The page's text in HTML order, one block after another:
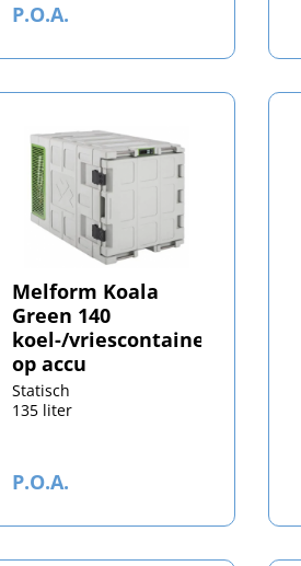
P.O.A.
Melform Koala
Green 140
koel-/vriescontainer
op accu
Statisch
135 liter
P.O.A.